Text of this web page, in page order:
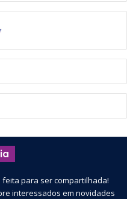
para ser compartilhada!
interessados em novidades